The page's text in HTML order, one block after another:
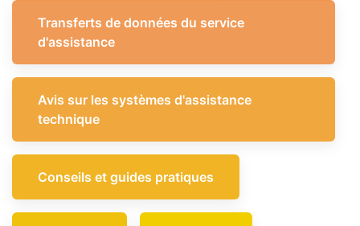
Transferts de données du service
d'assistance
Avis sur les systèmes d'assistance
technique
Conseils et guides pratiques